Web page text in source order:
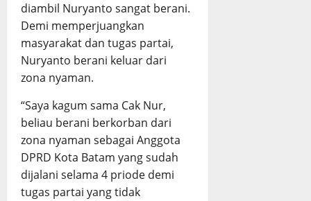
diambil Nuryanto sangat berani.
Demi memperjuangkan
masyarakat dan tugas partai,
Nuryanto berani keluar dari
zona nyaman.
“Saya kagum sama Cak Nur,
beliau berani berkorban dari
zona nyaman sebagai Anggota
DPRD Kota Batam yang sudah
dijalani selama 4 priode demi
tugas partai yang tidak